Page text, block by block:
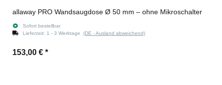
allaway PRO Wandsaugdose Ø 50 mm – ohne Mikroschalter
Sofort bestellbar
Lieferzeit: 1 - 3 Werktage (DE - Ausland abweichend)
153,00 € *